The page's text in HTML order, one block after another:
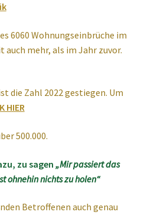
6060 Wohnungseinbrüche im
auch mehr, als im Jahr zuvor.
die Zahl 2022 gestiegen. Um
HIER
500.000.
zu sagen „Mir passiert das
ohnehin nichts zu holen“
Betroffenen auch genau